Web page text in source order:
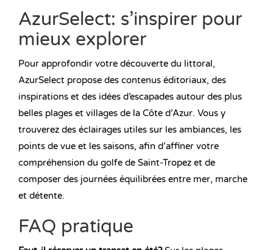
AzurSelect: s’inspirer pour
mieux explorer
Pour approfondir votre découverte du littoral,
AzurSelect propose des contenus éditoriaux, des
inspirations et des idées d’escapades autour des plus
belles plages et villages de la Côte d’Azur. Vous y
trouverez des éclairages utiles sur les ambiances, les
points de vue et les saisons, afin d’affiner votre
compréhension du golfe de Saint-Tropez et de
composer des journées équilibrées entre mer, marche
et détente.
FAQ pratique